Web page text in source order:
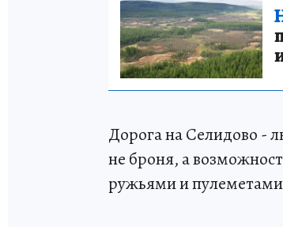
Дорога на Селидово -
не броня, а
ружьями и пулеметами